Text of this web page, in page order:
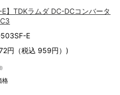
】TDKラムダ DC-DCコンバータ
E
円（税込 959円）)
)
格